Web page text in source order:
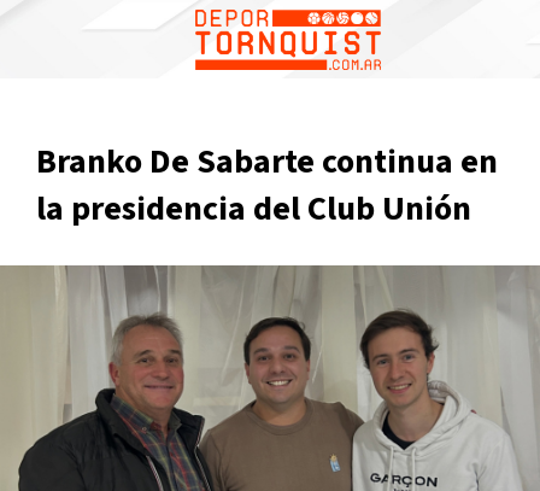
Branko De Sabarte continua en
la presidencia del Club Unión